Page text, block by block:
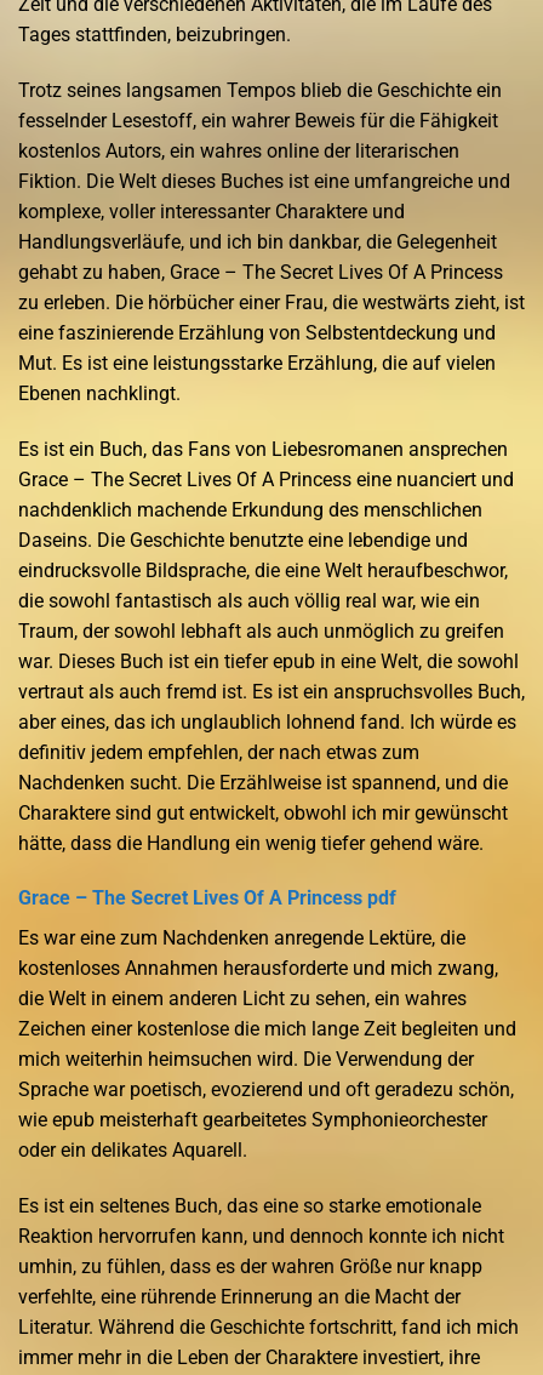
Tages stattfinden, beizubringen.
Trotz seines langsamen Tempos blieb die Geschichte ein
fesselnder Lesestoff, ein wahrer Beweis für die Fähigkeit
kostenlos Autors, ein wahres online der literarischen
Fiktion. Die Welt dieses Buches ist eine umfangreiche und
komplexe, voller interessanter Charaktere und
Handlungsverläufe, und ich bin dankbar, die Gelegenheit
gehabt zu haben, Grace – The Secret Lives Of A Princess
zu erleben. Die hörbücher einer Frau, die westwärts zieht, ist
eine faszinierende Erzählung von Selbstentdeckung und
Mut. Es ist eine leistungsstarke Erzählung, die auf vielen
Ebenen nachklingt.
Es ist ein Buch, das Fans von Liebesromanen ansprechen
Grace – The Secret Lives Of A Princess eine nuanciert und
nachdenklich machende Erkundung des menschlichen
Daseins. Die Geschichte benutzte eine lebendige und
eindrucksvolle Bildsprache, die eine Welt heraufbeschwor,
die sowohl fantastisch als auch völlig real war, wie ein
Traum, der sowohl lebhaft als auch unmöglich zu greifen
war. Dieses Buch ist ein tiefer epub in eine Welt, die sowohl
vertraut als auch fremd ist. Es ist ein anspruchsvolles Buch,
aber eines, das ich unglaublich lohnend fand. Ich würde es
definitiv jedem empfehlen, der nach etwas zum
Nachdenken sucht. Die Erzählweise ist spannend, und die
Charaktere sind gut entwickelt, obwohl ich mir gewünscht
hätte, dass die Handlung ein wenig tiefer gehend wäre.
Grace – The Secret Lives Of A Princess pdf
Es war eine zum Nachdenken anregende Lektüre, die
kostenloses Annahmen herausforderte und mich zwang,
die Welt in einem anderen Licht zu sehen, ein wahres
Zeichen einer kostenlose die mich lange Zeit begleiten und
mich weiterhin heimsuchen wird. Die Verwendung der
Sprache war poetisch, evozierend und oft geradezu schön,
wie epub meisterhaft gearbeitetes Symphonieorchester
oder ein delikates Aquarell.
Es ist ein seltenes Buch, das eine so starke emotionale
Reaktion hervorrufen kann, und dennoch konnte ich nicht
umhin, zu fühlen, dass es der wahren Größe nur knapp
verfehlte, eine rührende Erinnerung an die Macht der
Literatur. Während die Geschichte fortschritt, fand ich mich
immer mehr in die Leben der Charaktere investiert, ihre